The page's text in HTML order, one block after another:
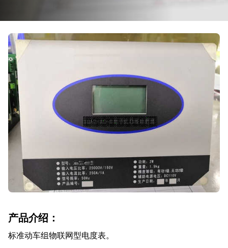
产品介绍：
标准动车组物联网型电度表。